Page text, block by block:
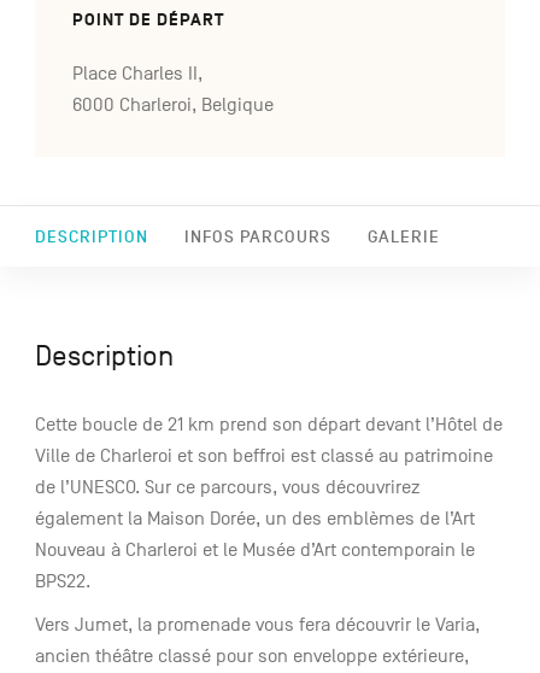
DESCRIPTION INFOS PARCOURS GALERIE
POINT DE DÉPART
Place Charles II,
6000 Charleroi, Belgique
Description
Cette boucle de 21 km prend son départ devant l’Hôtel de
Ville de Charleroi et son beffroi est classé au patrimoine
de l’UNESCO. Sur ce parcours, vous découvrirez
également la Maison Dorée, un des emblèmes de l’Art
Nouveau à Charleroi et le Musée d’Art contemporain le
BPS22.
Vers Jumet, la promenade vous fera découvrir le Varia,
ancien théâtre classé pour son enveloppe extérieure,